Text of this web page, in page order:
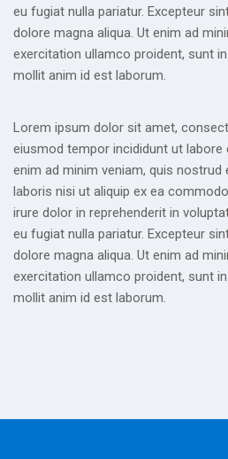
eu fugiat nulla pariatur. Excepteur
dolore magna aliqua. Ut enim ad
exercitation ullamco proident, sunt
mollit anim id est laborum.
Lorem ipsum dolor sit amet,
eiusmod tempor incididunt ut labore
enim ad minim veniam, quis
laboris nisi ut aliquip ex ea
irure dolor in reprehenderit in
eu fugiat nulla pariatur. Excepteur
dolore magna aliqua. Ut enim ad
exercitation ullamco proident, sunt
mollit anim id est laborum.